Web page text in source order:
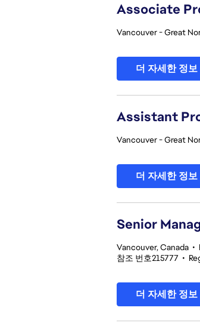
Associate
Vancouver - Great
더 자세한 정보
Assistant
Vancouver - Great
더 자세한 정보
Senior
Vancouver, Canada •
참조 번호215777 •
더 자세한 정보